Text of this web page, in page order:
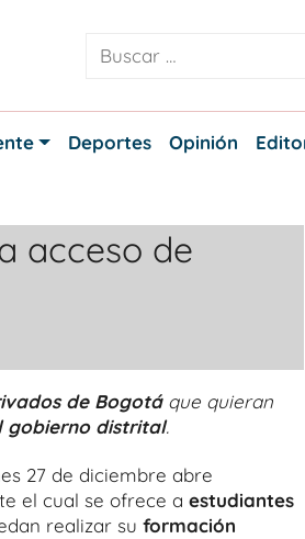
Deportes Opinión
acceso de
de Bogotáque quieran
gobierno distrital.
27 de diciembre abre
el cual se ofrece a estudiantes
realizar su formación